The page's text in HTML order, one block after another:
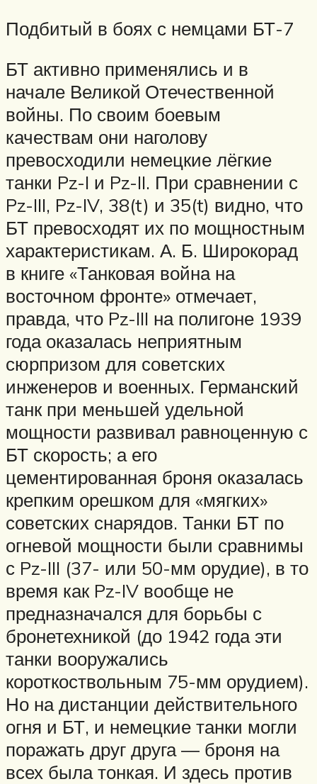
Подбитый в боях с немцами БТ-7
БТ активно применялись и в
начале Великой Отечественной
войны. По своим боевым
качествам они наголову
превосходили немецкие лёгкие
танки Pz-I и Pz-II. При сравнении с
Pz-III, Pz-IV, 38(t) и 35(t) видно, что
БТ превосходят их по мощностным
характеристикам. А. Б. Широкорад
в книге «Танковая война на
восточном фронте» отмечает,
правда, что Pz-III на полигоне 1939
года оказалась неприятным
сюрпризом для советских
инженеров и военных. Германский
танк при меньшей удельной
мощности развивал равноценную с
БТ скорость; а его
цементированная броня оказалась
крепким орешком для «мягких»
советских снарядов. Танки БТ по
огневой мощности были сравнимы
с Pz-III (37- или 50-мм орудие), в то
время как Pz-IV вообще не
предназначался для борьбы с
бронетехникой (до 1942 года эти
танки вооружались
короткоствольным 75-мм орудием).
Но на дистанции действительного
огня и БТ, и немецкие танки могли
поражать друг друга — броня на
всех была тонкая. И здесь против